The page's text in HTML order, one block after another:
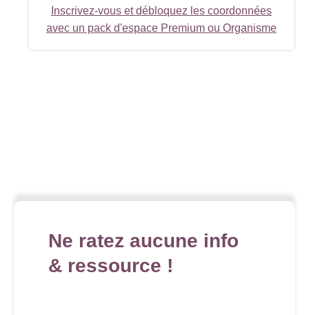
Inscrivez-vous et débloquez les coordonnées
avec un pack d'espace Premium ou Organisme
Ne ratez aucune info
& ressource !